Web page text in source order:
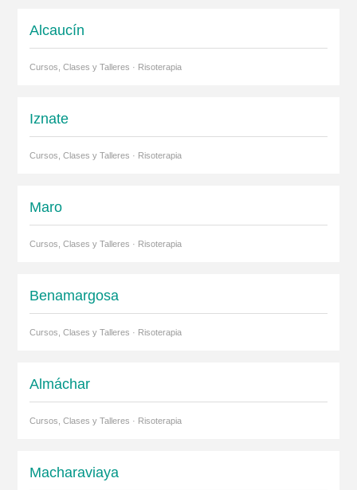
Alcaucín
Cursos, Clases y Talleres · Risoterapia
Iznate
Cursos, Clases y Talleres · Risoterapia
Maro
Cursos, Clases y Talleres · Risoterapia
Benamargosa
Cursos, Clases y Talleres · Risoterapia
Almáchar
Cursos, Clases y Talleres · Risoterapia
Macharaviaya